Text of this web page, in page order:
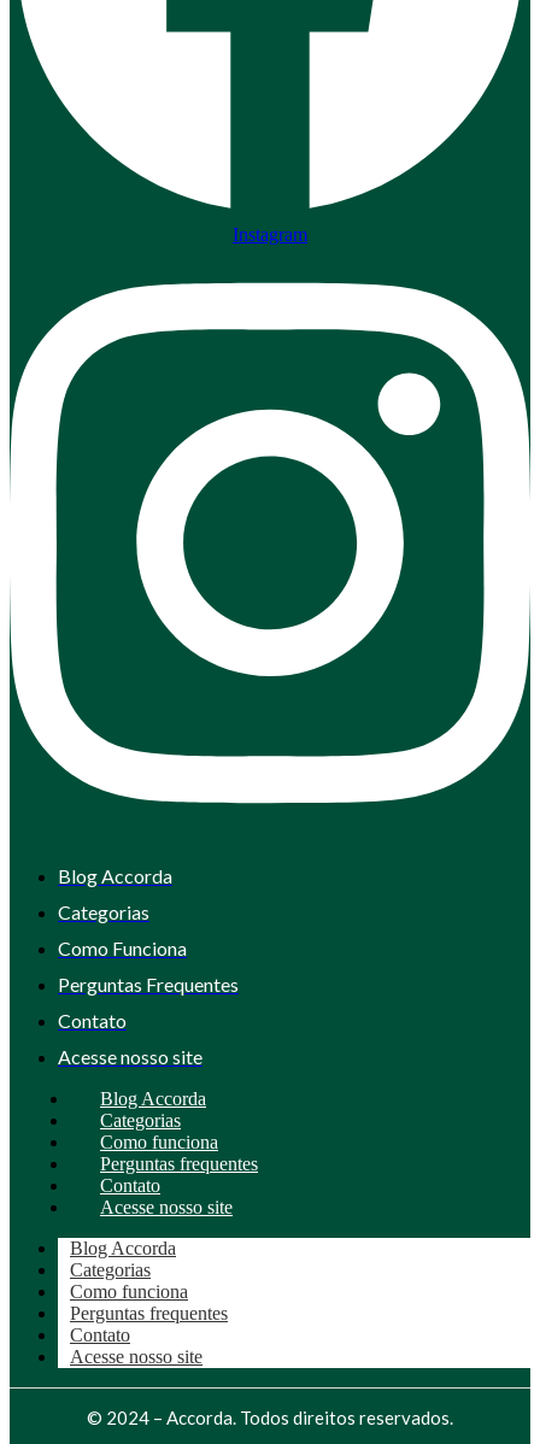
Instagram
Blog Accorda
Categorias
Como Funciona
Perguntas Frequentes
Contato
Acesse nosso site
Blog Accorda
Categorias
Como funciona
Perguntas frequentes
Contato
Acesse nosso site
Blog Accorda
Categorias
Como funciona
Perguntas frequentes
Contato
Acesse nosso site
© 2024 – Accorda. Todos direitos reservados.